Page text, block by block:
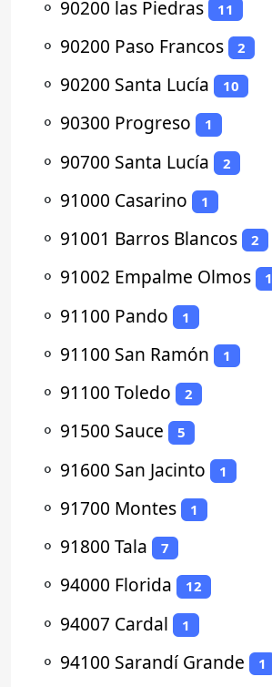
⚬ 90200 las Piedras 11
⚬ 90200 Paso Francos 2
⚬ 90200 Santa Lucía 10
⚬ 90300 Progreso 1
⚬ 90700 Santa Lucía 2
⚬ 91000 Casarino 1
⚬ 91001 Barros Blancos 2
⚬ 91002 Empalme Olmos 1
⚬ 91100 Pando 1
⚬ 91100 San Ramón 1
⚬ 91100 Toledo 2
⚬ 91500 Sauce 5
⚬ 91600 San Jacinto 1
⚬ 91700 Montes 1
⚬ 91800 Tala 7
⚬ 94000 Florida 12
⚬ 94007 Cardal 1
⚬ 94100 Sarandí Grande 1